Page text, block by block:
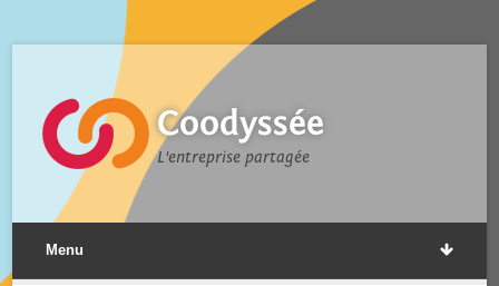
Coodyssée
L'entreprise partagée
Menu